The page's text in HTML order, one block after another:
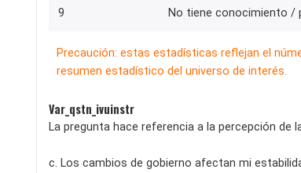
9 No tiene conocimiento /
Precaución: estas estadísticas reflejan el
resumen estadístico del universo de interés.
Var_qstn_ivuinstr
La pregunta hace referencia a la percepción
c. Los cambios de gobierno afectan mi